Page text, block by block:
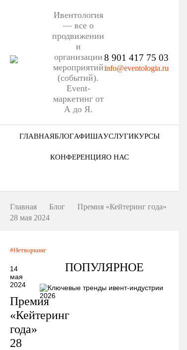
Ивентология
— все о
продвижении
и
организации
мероприятий
(событий).
Event-
маркетинг от
А до Я.
8 901 417 75 03
info@eventologia.ru
ГЛАВНАЯБЛОГ
Ниша
Формат
АФИШАУСЛУГИКУРСЫ
КОНФЕРЕНЦИЯО НАС
Портфолио
Главная Блог
Премия «Кейтеринг года»
28 мая 2024
Нетворкинг
14
мая
2024
Премия
«Кейтеринг
года»
28
ПОПУЛЯРНОЕ